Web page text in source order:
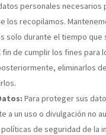
personales necesarios
los recopilamos.
solo durante el tiempo que
de cumplir los fines para
eliminarlos
Para proteger sus
a un uso o divulgación no
de seguridad de la